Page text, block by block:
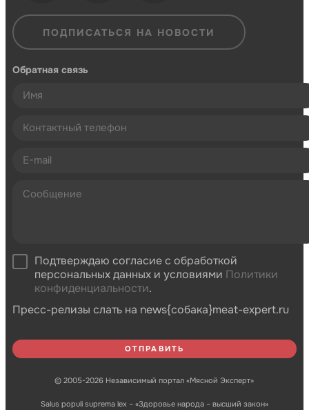
ПОДПИСАТЬСЯ НА НОВОСТИ
Обратная связь
Подтверждаю согласие с обработкой
персональных данных и условиями Политики
конфиденциальности.
Пресс-релизы слать на news{собака}meat-expert.ru
© 2005-2026 Независимый портал «Мясной Эксперт»
Salus populi suprema lex – «Здоровье народа – высший закон»